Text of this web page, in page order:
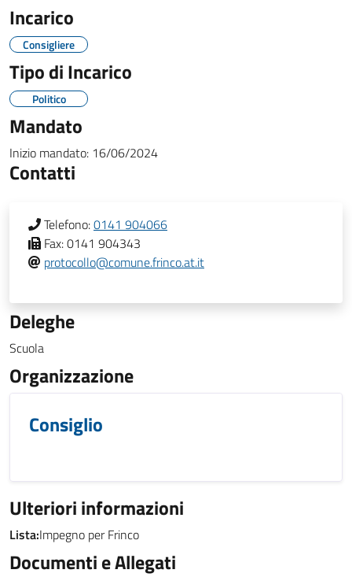
Incarico
Consigliere
Tipo di Incarico
Politico
Mandato
Inizio mandato: 16/06/2024
Contatti
Telefono:0141 904066
Fax:0141 904343
protocollo@comune.frinco.at.it
Deleghe
Scuola
Organizzazione
Consiglio
Ulteriori informazioni
Lista:Impegno per Frinco
Documenti e Allegati